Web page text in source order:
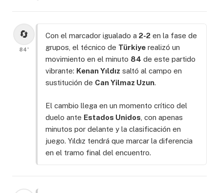
🔄
84'
Con el marcador igualado a 2-2 en la fase de
grupos, el técnico de Türkiye realizó un
movimiento en el minuto 84 de este partido
vibrante: Kenan Yıldız saltó al campo en
sustitución de Can Yilmaz Uzun.
El cambio llega en un momento crítico del
duelo ante Estados Unidos , con apenas
minutos por delante y la clasificación en
juego. Yıldız tendrá que marcar la diferencia
en el tramo final del encuentro.